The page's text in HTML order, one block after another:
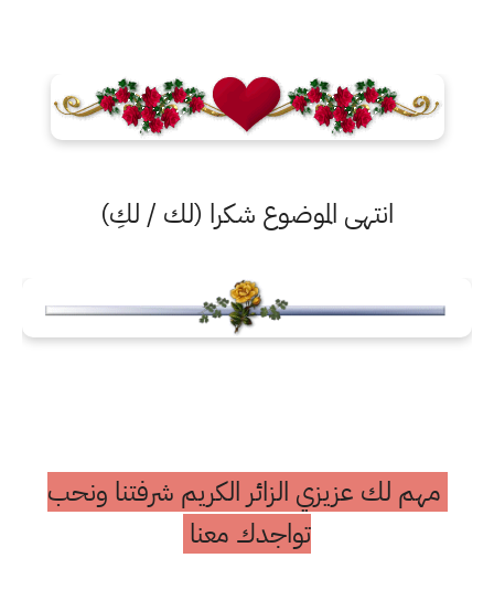
انتهى الموضوع شكرا (لك / لكِ)
مهم لك عزيزي الزائر الكريم شرفتنا ونحب
تواجدك معنا